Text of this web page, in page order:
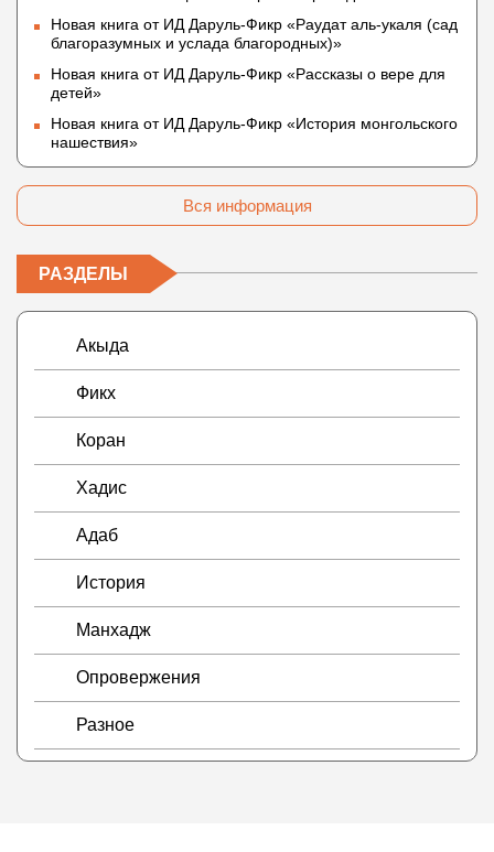
Новая книга от ИД Даруль-Фикр «Раудат аль-укаля (cад
благоразумных и услада благородных)»
Новая книга от ИД Даруль-Фикр «Рассказы о вере для
детей»
Новая книга от ИД Даруль-Фикр «История монгольского
нашествия»
Вся информация
РАЗДЕЛЫ
Акыда
Фикх
Коран
Хадис
Адаб
История
Манхадж
Опровержения
Разное